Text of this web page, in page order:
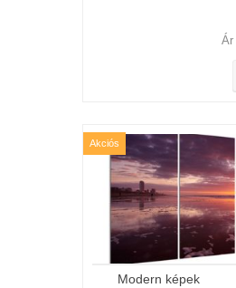
Ár
Modern képek
Akciós